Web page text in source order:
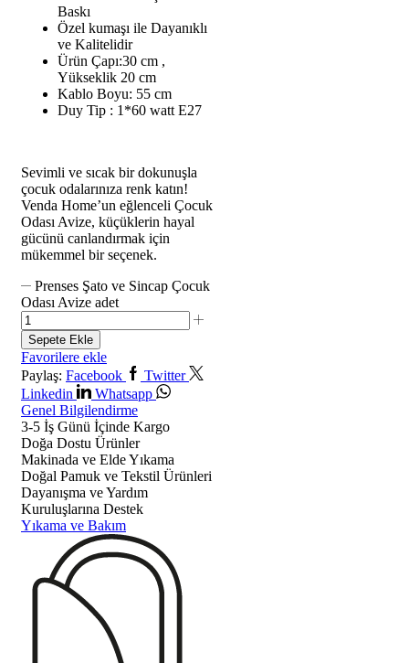
Baskı
Özel kumaşı ile Dayanıklı
ve Kalitelidir
Ürün Çapı:30 cm ,
Yükseklik 20 cm
Kablo Boyu: 55 cm
Duy Tip : 1*60 watt E27
Sevimli ve sıcak bir dokunuşla
çocuk odalarınıza renk katın!
Venda Home’un eğlenceli Çocuk
Odası Avize, küçüklerin hayal
gücünü canlandırmak için
mükemmel bir seçenek.
Prenses Şato ve Sincap Çocuk
Odası Avize adet
Sepete Ekle
Favorilere ekle
Paylaş: Facebook
Twitter
Linkedin
Whatsapp
Genel Bilgilendirme
3-5 İş Günü İçinde Kargo
Doğa Dostu Ürünler
Makinada ve Elde Yıkama
Doğal Pamuk ve Tekstil Ürünleri
Dayanışma ve Yardım
Kuruluşlarına Destek
Yıkama ve Bakım